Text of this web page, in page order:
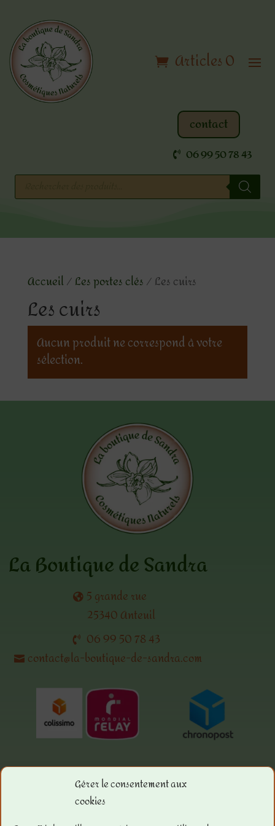
Gérer le consentement aux
cookies
Articles 0
contact
06 99 50 78 43
Recherche
produits
Accueil/Les portes clés/ Les cuirs
Les cuirs
Aucun produit ne correspond à votre
sélection.
La Boutique de Sandra
5 grande rue
25340 Anteuil
06 99 50 78 43
contact@la-boutique-de-sandra.com